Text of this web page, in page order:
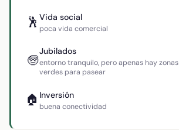
🕺 Vida social
poca vida comercial
🧓
Jubilados
entorno tranquilo, pero apenas hay zonas
verdes para pasear
🏠 Inversión
buena conectividad